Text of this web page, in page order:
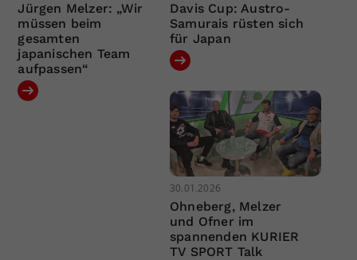
Jürgen Melzer: „Wir
müssen beim
gesamten
japanischen Team
aufpassen“
Davis Cup: Austro-
Samurais rüsten sich
für Japan
30.01.2026
Ohneberg, Melzer
und Ofner im
spannenden KURIER
TV SPORT Talk